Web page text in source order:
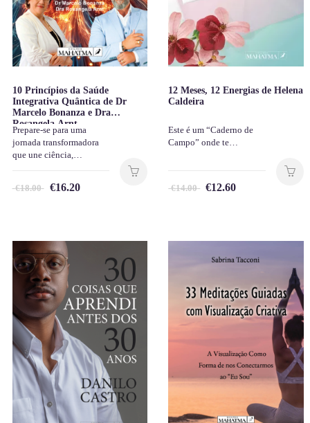
10 Princípios da Saúde
Integrativa Quântica de Dr
Marcelo Bonanza e Dra
Rosangela Arnt
Prepare-se para uma
jornada transformadora
que une ciência,…
€18.00 €16.20
12 Meses, 12 Energias de Helena
Caldeira
Este é um “Caderno de
Campo” onde te…
€14.00 €12.60